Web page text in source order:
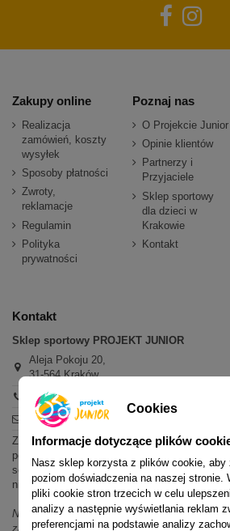
Zakupy online
Realizacja
zamówień, koszty
wysyłek
Sposoby płatności
Zwroty,
reklamacje
Regulamin
Polityka
prywatności
Poznaj nas
O Projekcie Junior
Opinie klientów
Partnerzy i
Przyjaciele
Sklep sportowy
dla dzieci w
Krakowie
Kontakt
Kontakt
Sklep sportowy PROJEKT JUNIOR
Aleja Pokoju 20,
31-564 Kraków
+48 600 779 897
sklep@projektjunior.pl
Zapraszamy do sklepu stacjonarnego:
poniedziałek - piątek: 11.00-19.00
sobota: 10.00-14.00
niedziela (każda): nieczynne
Nie odpowiadamy na wiadomości SMS. W
zamówień i oferty prosimy o kontakt mailowy,
Cookies
Informacje dotyczące plików
Nasz sklep korzysta z plików cookie,
poziom doświadczenia na naszej stronie.
pliki cookie stron trzecich w celu
analizy a następnie wyświetlania reklam
preferencjami na podstawie analizy